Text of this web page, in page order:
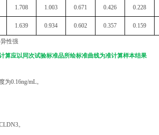
1.708 1.003 0.671 0.426 0.228
1.639 0.934 0.602 0.357 0.159
算应以同次试验标准品所绘标准曲线为准计算样本结果
0.16ng/mL。
。